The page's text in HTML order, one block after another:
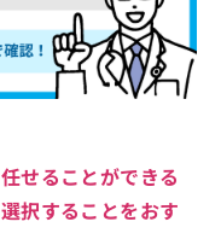
せることができる
択することをおす